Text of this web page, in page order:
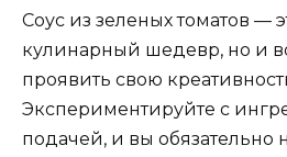
Соус из зеленых томатов —
кулинарный шедевр, но и
проявить свою
Экспериментируйте с
подачей, и вы обязательно